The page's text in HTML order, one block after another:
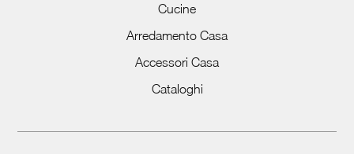
Cucine
Arredamento Casa
Accessori Casa
Cataloghi